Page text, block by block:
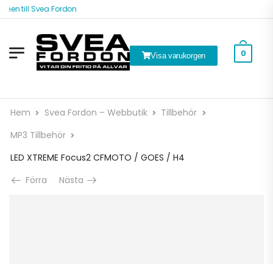
till Svea Fordon
Visa varukorgen 0
Hem Svea Fordon – Webbutik
Tillbehör
MP3 Tillbehör
LED XTREME Focus2 CFMOTO / GOES / H4
Förra
Nästa